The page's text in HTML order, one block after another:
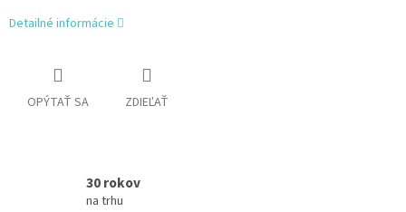
Detailné informácie
OPÝTAŤ SA ZDIEĽAŤ
30 rokov
na trhu